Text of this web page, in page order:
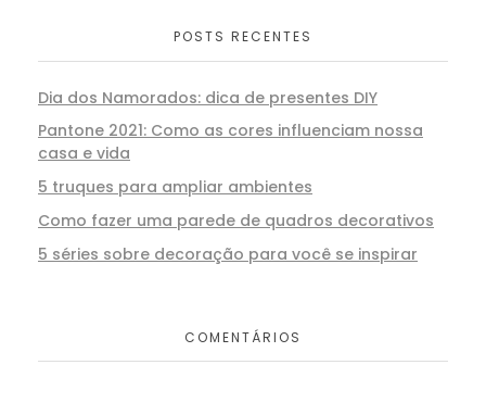
POSTS RECENTES
Dia dos Namorados: dica de presentes DIY
Pantone 2021: Como as cores influenciam nossa
casa e vida
5 truques para ampliar ambientes
Como fazer uma parede de quadros decorativos
5 séries sobre decoração para você se inspirar
COMENTÁRIOS